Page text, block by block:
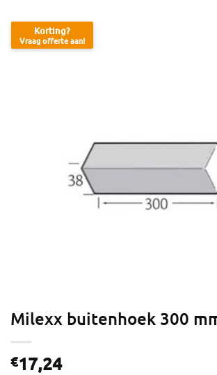
Korting?
Vraag offerte aan!
Milexx buitenhoek 300
€17,24